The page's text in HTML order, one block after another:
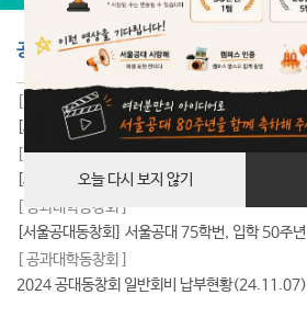
오늘 다시 보지 않기
공지사항 더보기
[ 공과대학동창회 ]
[ 공과대학동창회 ]
[ 공과대학동창회 ]
[ 공과대학동창회 ]
2024 공대동창회 일반회비 납부현황(24.11.07)